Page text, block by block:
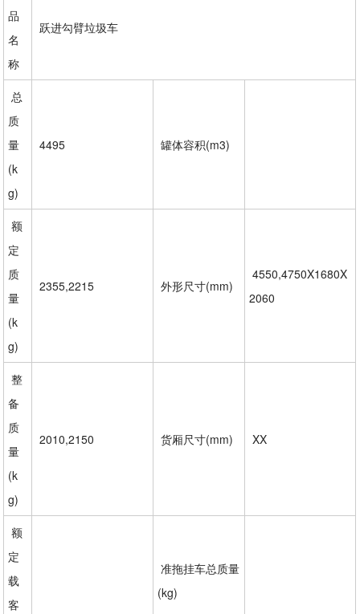
品
名
称
跃进勾臂垃圾车
总
质
量
(k
g)
4495 罐体容积(m3)
额
定
质
量
(k
g)
2355,2215 外形尺寸(mm)
4550,4750X1680X
2060
整
备
质
量
(k
g)
2010,2150 货厢尺寸(mm) XX
额
定
载
客
准拖挂车总质量
(kg)